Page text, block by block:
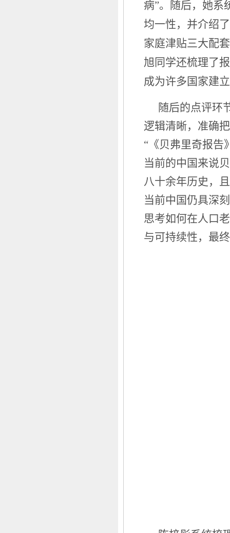
病”。随后，她
均一性，并介绍
家庭津贴三大配
旭同学还梳理了
成为许多国家建
随后的点评环
逻辑清晰，准确
“《贝弗里奇报告
当前的中国来说
八十余年历史，
当前中国仍具深
思考如何在人口
与可持续性，最